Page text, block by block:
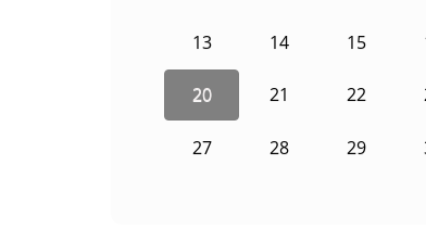
13 14 15
20 21 22
27 28 29